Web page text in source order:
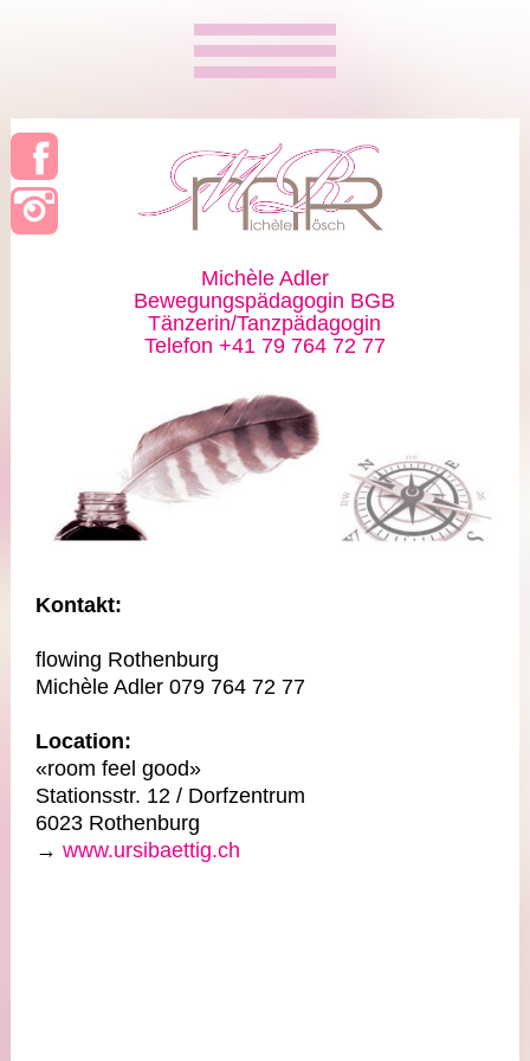
Michèle Adler
Bewegungspädagogin BGB
Tänzerin/Tanzpädagogin
Telefon +41 79 764 72 77
Kontakt:
flowing Rothenburg
Michèle Adler 079 764 72 77
Location:
«room feel good»
Stationsstr. 12 / Dorfzentrum
6023 Rothenburg
→www.ursibaettig.ch